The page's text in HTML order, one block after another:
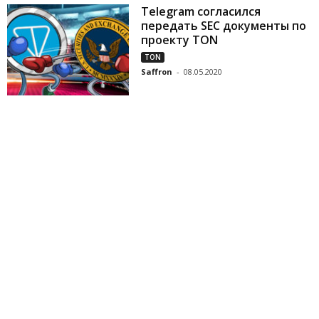
Telegram согласился
передать SEC документы по
проекту TON
TON
Saffron - 08.05.2020